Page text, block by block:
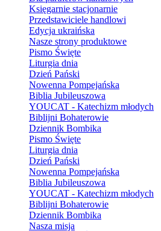
Księgarnie stacjonarnie
Przedstawiciele handlowi
Edycja ukraińska
Nasze strony produktowe
Pismo Święte
Liturgia dnia
Dzień Pański
Nowenna Pompejańska
Biblia Jubileuszowa
YOUCAT - Katechizm młodych
Biblijni Bohaterowie
Dziennik Bombika
Pismo Święte
Liturgia dnia
Dzień Pański
Nowenna Pompejańska
Biblia Jubileuszowa
YOUCAT - Katechizm młodych
Biblijni Bohaterowie
Dziennik Bombika
Nasza misja